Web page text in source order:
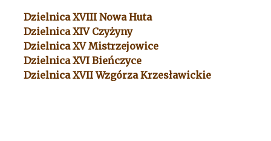
Dzielnica XVIII Nowa Huta
Dzielnica XIV Czyżyny
Dzielnica XVMistrzejowice
Dzielnica XVI Bieńczyce
Dzielnica XVIIWzgórza Krzesławickie